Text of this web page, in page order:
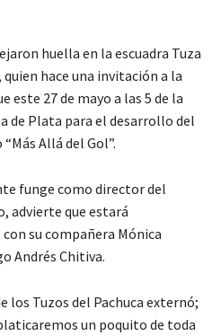
huella en la escuadra Tuza
quien hace una invitación a la
este 27 de mayo a las 5 de la
de Plata para el desarrollo del
Allá del Gol”.
funge como director del
advierte que estará
su compañera Mónica
Andrés Chitiva.
los Tuzos del Pachuca externó;
un poquito de toda